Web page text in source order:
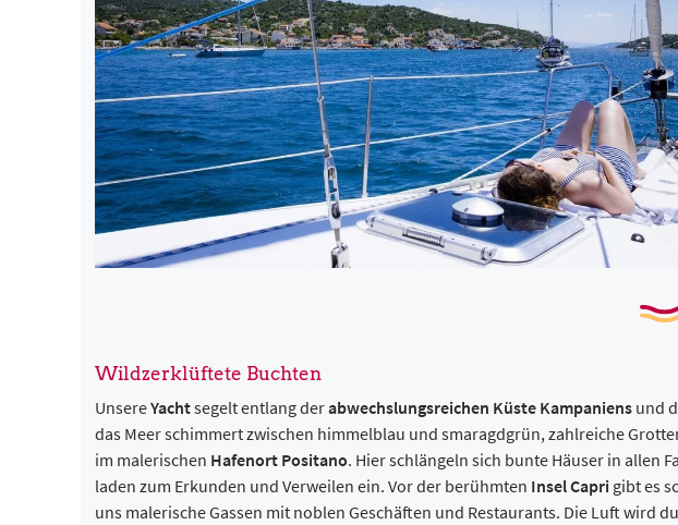
Wildzerklüftete Buchten
UnsereYachtsegelt entlang derabwechslungsreichen Küste Kampaniensund
das Meer schimmert zwischen himmelblau und smaragdgrün, zahlreiche
im malerischen Hafenort Positano. Hier schlängeln sich bunte Häuser in allen
laden zum Erkunden und Verweilen ein. Vor der berühmten Insel Capri gibt es
uns malerische Gassen mit noblen Geschäften und Restaurants. Die Luft wird